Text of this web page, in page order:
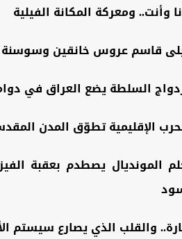
وأنت.. ومعركة المكانة الفيلية
قاسم عروس خانقين وسوسنة
السلطة يضع العراق في
الإقليمية تطوّق المدن
المونديال يصطدم بعقبة
والقلب الذي يصارع سيستم